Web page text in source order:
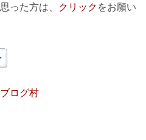
った方は、 クリック をお願い
ログ村